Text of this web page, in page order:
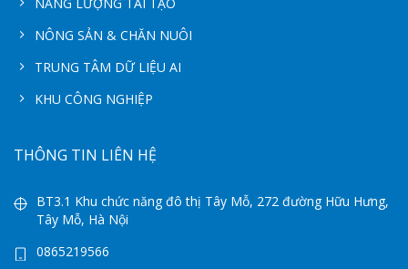
NÔNG SẢN & CHĂN NUÔI
TRUNG TÂM DỮ LIỆU AI
KHU CÔNG NGHIỆP
THÔNG TIN LIÊN HỆ
BT3.1 Khu chức năng đô thị Tây Mỗ, 272 đường Hữu Hưng,
Tây Mỗ, Hà Nội
0865219566